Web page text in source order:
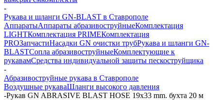
-
Рукава и шланги GN-BLAST в Ставрополе
АппаратыАппараты абразивоструйныеКомплектация
LIGHTКомплектация PRIMEКомплектация
PROЗапчастиНасадки GN очистки трубРукава и шланги GN-
BLASTСопла абразивоструйныеКомплектующие к
рукавамСредства индивидуальной защиты пескоструйщика
-
Абразивоструйные рукава в Ставрополе
Воздушные рукаваШланги высокого давления
-Рукав GN ABRASIVE BLAST HOSE 19х33 mm. бухта 20 м